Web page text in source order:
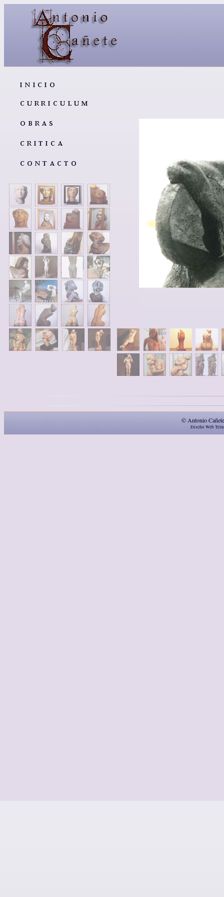
© Antonio Cañete
Diseño Web